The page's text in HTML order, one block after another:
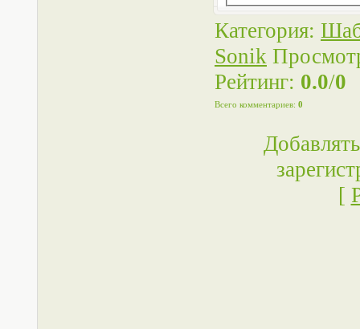
Категория:
Sonik
Рейтинг: 0.0/0
Всего комментариев: 0
[